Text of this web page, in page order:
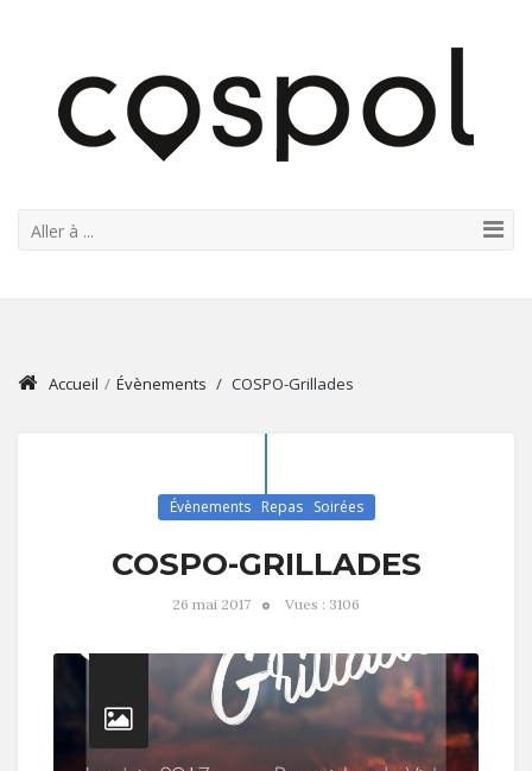
Aller à ...
Accueil / Évènements / COSPO-Grillades
Évènements, Repas, Soirées
COSPO-GRILLADES
26 mai 2017 Vues : 3106